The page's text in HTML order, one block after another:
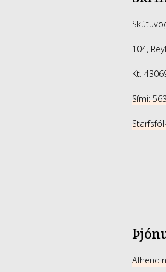
104,
Kt.
Sími: